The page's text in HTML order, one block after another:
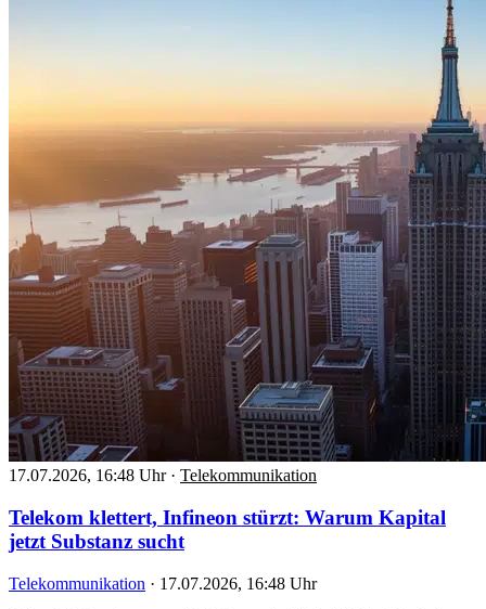
17.07.2026, 16:48 Uhr · Telekommunikation
Telekom klettert, Infineon stürzt: Warum Kapital
jetzt Substanz sucht
Telekommunikation · 17.07.2026, 16:48 Uhr